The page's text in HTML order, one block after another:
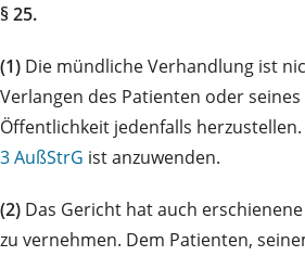
§ 25.
(1) Die mündliche Verhandlung ist
Verlangen des Patienten oder
Öffentlichkeit jedenfalls herzustellen.
3 AußStrG ist anzuwenden.
(2) Das Gericht hat auch
zu vernehmen. Dem Patienten,